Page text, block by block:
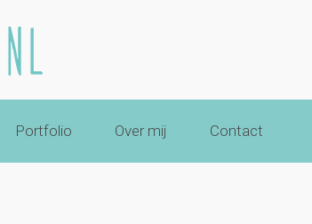
Portfolio Over mij Contact